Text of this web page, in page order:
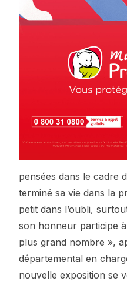
pensées dans le cadre
terminé sa vie dans la
petit dans l’oubli,
son honneur participe
plus grand nombre »,
départemental en
nouvelle exposition se